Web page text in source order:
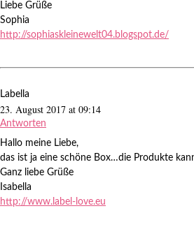
Liebe Grüße
Sophia
http://sophiaskleinewelt04.blogspot.de/
Labella
23. August 2017 at 09:14
Antworten
Hallo meine Liebe,
das ist ja eine schöne Box…die Produkte
Ganz liebe Grüße
Isabella
http://www.label-love.eu